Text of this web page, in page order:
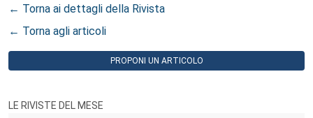
← Torna ai dettagli della Rivista
← Torna agli articoli
PROPONI UN ARTICOLO
LE RIVISTE DEL MESE